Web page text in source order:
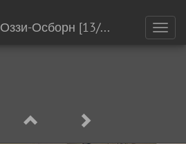
Оззи-Осборн [13/17]